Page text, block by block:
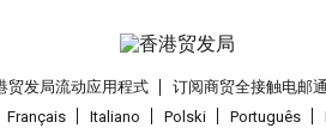
贸发局流动应用程式 订阅商贸全接触电邮
Français Italiano Polski Português